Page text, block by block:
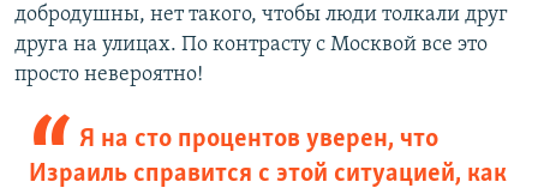
добродушны, нет такого, чтобы люди толкали друг
друга на улицах. По контрасту с Москвой все это
просто невероятно!
Я на сто процентов уверен, что
Израиль справится с этой ситуацией, как